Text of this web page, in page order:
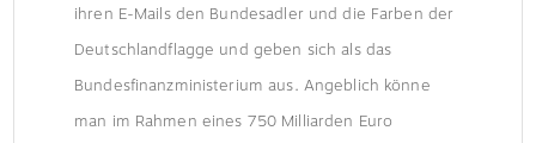
ihren E-Mails den Bundesadler und die Farben der
Deutschlandflagge und geben sich als das
Bundesfinanzministerium aus. Angeblich könne
man im Rahmen eines 750 Milliarden Euro